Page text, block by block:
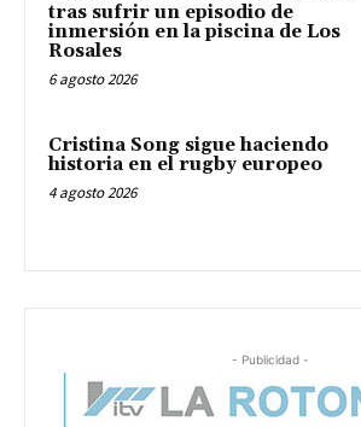
tras sufrir un episodio de
inmersión en la piscina de Los
Rosales
6 agosto 2026
Cristina Song sigue haciendo
historia en el rugby europeo
4 agosto 2026
- Publicidad -